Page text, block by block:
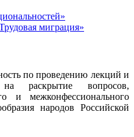
миграция»
по проведению лекций и
раскрытие вопросов,
и межконфессионального
народов Российской